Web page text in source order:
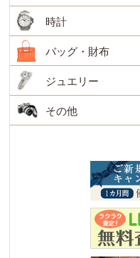
時計
バッグ・財布
ジュエリー
その他